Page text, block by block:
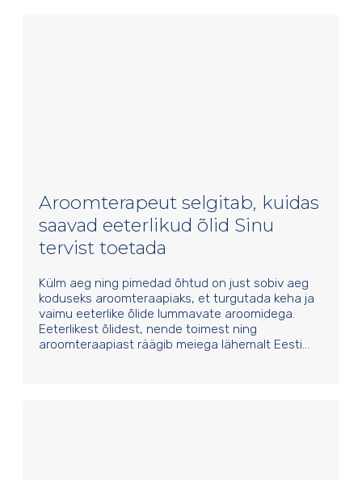
Aroomterapeut selgitab, kuidas
saavad eeterlikud õlid Sinu
tervist toetada
Külm aeg ning pimedad õhtud on just sobiv aeg
koduseks aroomteraapiaks, et turgutada keha ja
vaimu eeterlike õlide lummavate aroomidega.
Eeterlikest õlidest, nende toimest ning
aroomteraapiast räägib meiega lähemalt Eesti…